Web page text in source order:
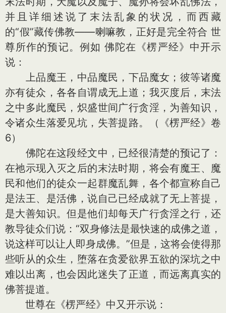
并且详细述说了末法乱象的状况，而西藏
的“假”藏传佛教——喇嘛教，正好是完全符合 世
尊所作的预记。例如 佛陀在《楞严经》中开示
说：
上品魔王，中品魔民，下品魔女；彼等诸魔
亦有徒众，各各自谓成无上道；我灭度后，末法
之中多此魔民，炽盛世间广行贪淫，为善知识，
令诸众生落爱见坑，失菩提路。（《楞严经》卷
6）
佛陀在这段经文中，已经很清楚的预记了：
在祂示现入灭之后的末法时期，将会有魔王、魔
民和他们的徒众一起群魔乱舞，各个都宣称自己
是法王、是活佛，说自己已经成就了无上菩提，
是大善知识。但是他们却每天广行贪淫之行，还
教导徒众们说：“双身修法是最快速的成佛之道，
说这样可以让人即身成佛。”但是，这将会使得那
些听从的众生，堕落在贪爱欲界五欲的深坑之中
难以出离，也会因此迷失了正道，而远离真实的
佛菩提道。
世尊在《楞严经》中又开示说：